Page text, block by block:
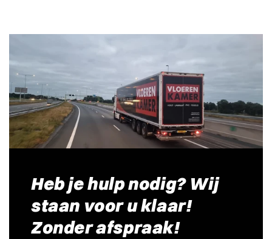
Heb je hulp nodig? Wij
staan voor u klaar!
Zonder afspraak!